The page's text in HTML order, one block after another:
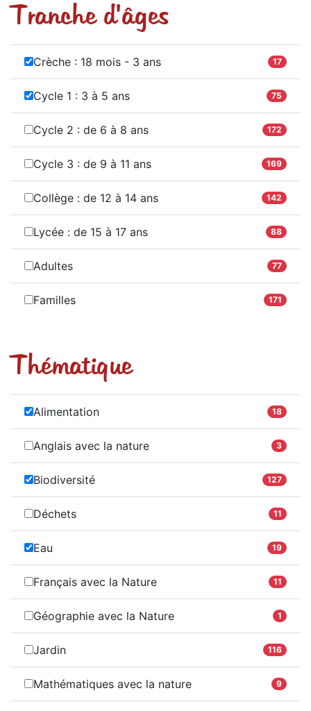
Tranche d'âges
Crèche : 18 mois - 3 ans 17
Cycle 1 : 3 à 5 ans 75
Cycle 2 : de 6 à 8 ans 172
Cycle 3 : de 9 à 11 ans 169
Collège : de 12 à 14 ans 142
Lycée : de 15 à 17 ans 88
Adultes 77
Familles 171
Thématique
Alimentation 18
Anglais avec la nature 3
Biodiversité 127
Déchets 11
Eau 19
Français avec la Nature 11
Géographie avec la Nature 1
Jardin 116
Mathématiques avec la nature 9